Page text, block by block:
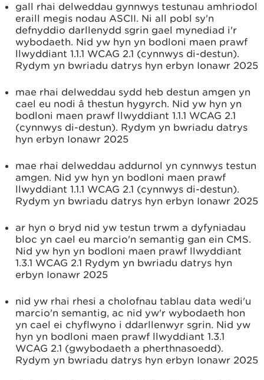
gall rhai delweddau gynnwys testunau amhriodol
eraill megis nodau ASCII. Ni all pobl sy'n
defnyddio darllenydd sgrin gael mynediad i'r
wybodaeth. Nid yw hyn yn bodloni maen prawf
llwyddiant 1.1.1 WCAG 2.1 (cynnwys di-destun).
Rydym yn bwriadu datrys hyn erbyn Ionawr 2025
mae rhai delweddau sydd heb destun amgen yn
cael eu nodi â thestun hygyrch. Nid yw hyn yn
bodloni maen prawf llwyddiant 1.1.1 WCAG 2.1
(cynnwys di-destun). Rydym yn bwriadu datrys
hyn erbyn Ionawr 2025
mae rhai delweddau addurnol yn cynnwys testun
amgen. Nid yw hyn yn bodloni maen prawf
llwyddiant 1.1.1 WCAG 2.1 (cynnwys di-destun).
Rydym yn bwriadu datrys hyn erbyn Ionawr 2025
ar hyn o bryd nid yw testun trwm a dyfyniadau
bloc yn cael eu marcio'n semantig gan ein CMS.
Nid yw hyn yn bodloni maen prawf llwyddiant
1.3.1 WCAG 2.1 Rydym yn bwriadu datrys hyn
erbyn Ionawr 2025
nid yw rhai rhesi a cholofnau tablau data wedi'u
marcio'n semantig, ac nid yw'r wybodaeth hon
yn cael ei chyflwyno i ddarllenwyr sgrin. Nid yw
hyn yn bodloni maen prawf llwyddiant 1.3.1
WCAG 2.1 (gwybodaeth a pherthnasoedd).
Rydym yn bwriadu datrys hyn erbyn Ionawr 2025